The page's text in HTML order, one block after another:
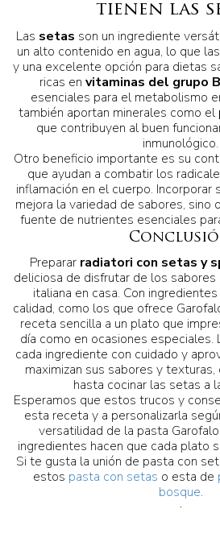
tienen las
Las setas son un ingrediente
un alto contenido en agua, lo que
y una excelente opción para dietas
ricas en vitaminas del grupo B
esenciales para el metabolismo
también aportan minerales como el
que contribuyen al buen
inmunológico.
Otro beneficio importante es su
que ayudan a combatir los
inflamación en el cuerpo.
mejora la variedad de sabores, sino
fuente de nutrientes esenciales
Preparar radiatori con setas y
deliciosa de disfrutar de los
italiana en casa. Con
calidad, como los que ofrece
receta sencilla a un plato que
día como en ocasiones
cada ingrediente con cuidado y
maximizan sus sabores y
hasta cocinar las setas a
Esperamos que estos trucos y
esta receta y a personalizarla
versatilidad de la pasta
ingredientes hacen que cada plato
Si te gusta la unión de pasta con
estos pasta con setas o esta de
bosque.